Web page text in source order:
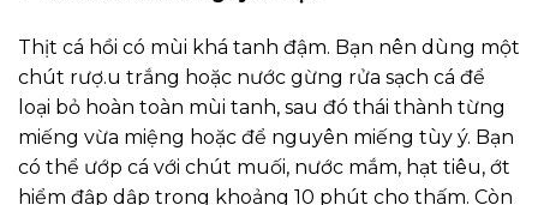
Thịt cá hồi có mùi khá tanh đậm. Bạn nên dùng một
chút rượ.u trắng hoặc nước gừng rửa sạch cá để
loại bỏ hoàn toàn mùi tanh, sau đó thái thành từng
miếng vừa miệng hoặc để nguyên miếng tùy ý. Bạn
có thể ướp cá với chút muối, nước mắm, hạt tiêu, ớt
hiểm đập dập trong khoảng 10 phút cho thấm. Còn